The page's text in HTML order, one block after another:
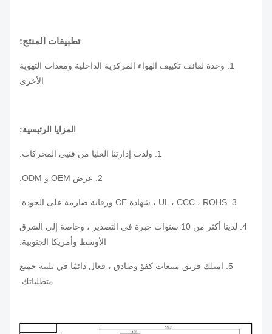
تطبيقات المنتج:
1. وحدة لفائف تكييف الهواء المركزية الداخلية ومعدات التهوية
الأخرى
المزايا الرئيسية:
4. لدينا أكثر من 10 سنوات خبرة في التصدير ، وخاصة إلى الشرق
الأوسط وأمريكا الجنوبية.
5. امتلك فريق مبيعات كفؤ وصادق ، فعال دائمًا في تلبية جميع
متطلباتك.